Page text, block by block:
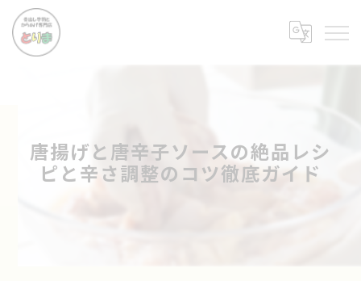
唐揚げと唐辛子ソースの絶品レシ
ピと辛さ調整のコツ徹底ガイド